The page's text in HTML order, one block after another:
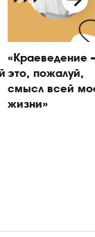
«Краеведение
это, пожалуй,
смысл всей
жизни»